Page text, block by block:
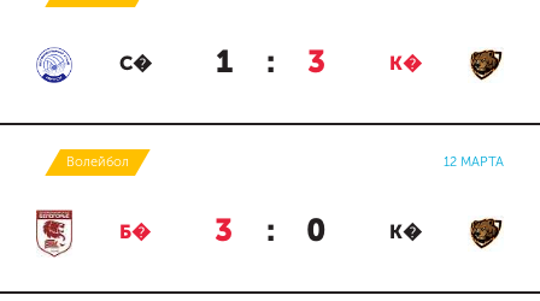
С� 1 : 3 К�
Волейбол 12 МАРТА
Б� 3 : 0 К�